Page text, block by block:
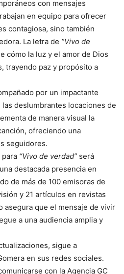
con mensajes
en equipo para ofrecer
contagiosa, sino también
La letra de “Vivo de
cómo la luz y el amor de Dios
trayendo paz y propósito a
por un impactante
deslumbrantes locaciones de
de manera visual la
ofreciendo una
seguidores.
para “Vivo de verdad” será
destacada presencia en
de más de 100 emisoras de
y 21 artículos en revistas
asegura que el mensaje de vivir
a una audiencia amplia y
sigue a
en sus redes sociales.
con la Agencia GC